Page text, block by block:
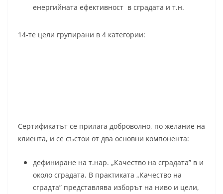
енергийната ефективност в сградата и т.н.
14-те цели групирани в 4 категории:
Сертификатът ce прилага доброволнo, по желание на
клиента, и се състои от два основни компонента:
дефиниране на т.нар. „Качествo на сградата” в и
около сградата. В практиката „Качествo на
сградта” представлява изборът на ниво и цели,